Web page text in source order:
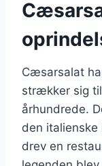
Cæsarsalat
strækker sig
århundrede.
den italienske
drev en